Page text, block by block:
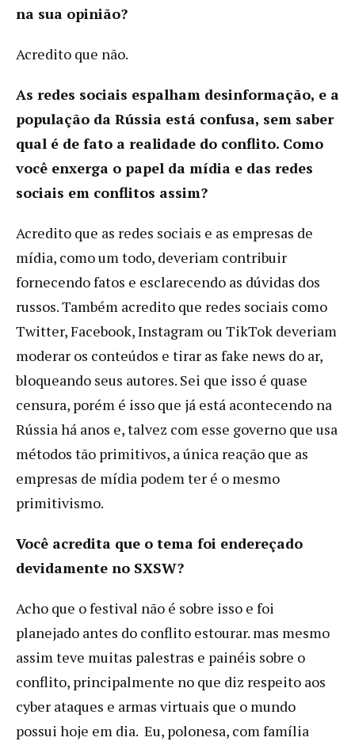
na sua opinião?
Acredito que não.
As redes sociais espalham desinformação, e a
população da Rússia está confusa, sem saber
qual é de fato a realidade do conflito. Como
você enxerga o papel da mídia e das redes
sociais em conflitos assim?
Acredito que as redes sociais e as empresas de
mídia, como um todo, deveriam contribuir
fornecendo fatos e esclarecendo as dúvidas dos
russos. Também acredito que redes sociais como
Twitter, Facebook, Instagram ou TikTok deveriam
moderar os conteúdos e tirar as fake news do ar,
bloqueando seus autores. Sei que isso é quase
censura, porém é isso que já está acontecendo na
Rússia há anos e, talvez com esse governo que usa
métodos tão primitivos, a única reação que as
empresas de mídia podem ter é o mesmo
primitivismo.
Você acredita que o tema foi endereçado
devidamente no SXSW?
Acho que o festival não é sobre isso e foi
planejado antes do conflito estourar. mas mesmo
assim teve muitas palestras e painéis sobre o
conflito, principalmente no que diz respeito aos
cyber ataques e armas virtuais que o mundo
possui hoje em dia. Eu, polonesa, com família